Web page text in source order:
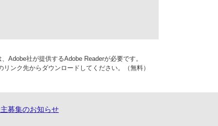
Adobe社が提供するAdobe Readerが必要です。
ンク先からダウンロードしてください。（無料）
募集のお知らせ